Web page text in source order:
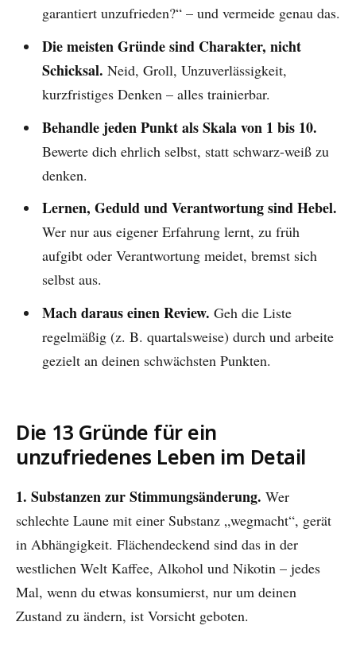
garantiert unzufrieden?“ – und vermeide genau das.
Die meisten Gründe sind Charakter, nicht
Schicksal. Neid, Groll, Unzuverlässigkeit,
kurzfristiges Denken – alles trainierbar.
Behandle jeden Punkt als Skala von 1 bis 10.
Bewerte dich ehrlich selbst, statt schwarz-weiß zu
denken.
Lernen, Geduld und Verantwortung sind Hebel.
Wer nur aus eigener Erfahrung lernt, zu früh
aufgibt oder Verantwortung meidet, bremst sich
selbst aus.
Mach daraus einen Review. Geh die Liste
regelmäßig (z. B. quartalsweise) durch und arbeite
gezielt an deinen schwächsten Punkten.
Die 13 Gründe für ein
unzufriedenes Leben im Detail
1. Substanzen zur Stimmungsänderung. Wer
schlechte Laune mit einer Substanz „wegmacht“, gerät
in Abhängigkeit. Flächendeckend sind das in der
westlichen Welt Kaffee, Alkohol und Nikotin – jedes
Mal, wenn du etwas konsumierst, nur um deinen
Zustand zu ändern, ist Vorsicht geboten.